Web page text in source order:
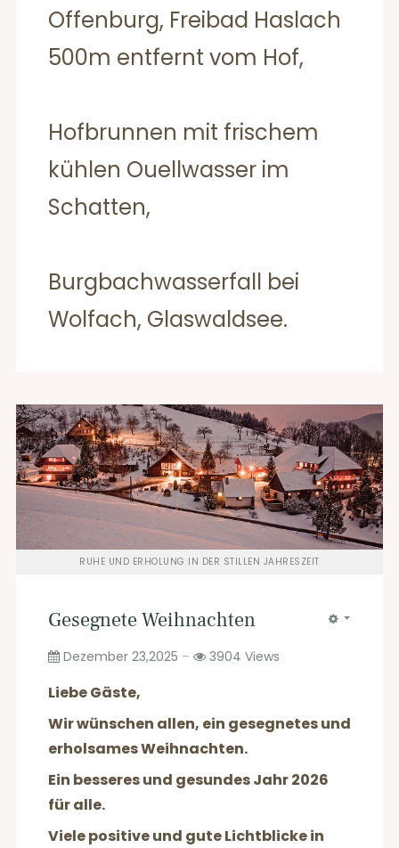
Offenburg, Freibad Haslach
500m entfernt vom Hof,
Hofbrunnen mit frischem
kühlen Ouellwasser im
Schatten,
Burgbachwasserfall bei
Wolfach, Glaswaldsee.
RUHE UND ERHOLUNG IN DER STILLEN JAHRESZEIT
Gesegnete Weihnachten
Dezember 23,2025 3904 Views
Liebe Gäste,
Wir wünschen allen, ein gesegnetes und
erholsames Weihnachten.
Ein besseres und gesundes Jahr 2026
für alle.
Viele positive und gute Lichtblicke in